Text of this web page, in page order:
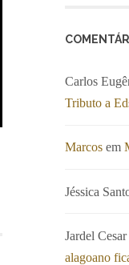
Carlos
Tributo a
Marcos em
Jéssica
Jardel
alagoano